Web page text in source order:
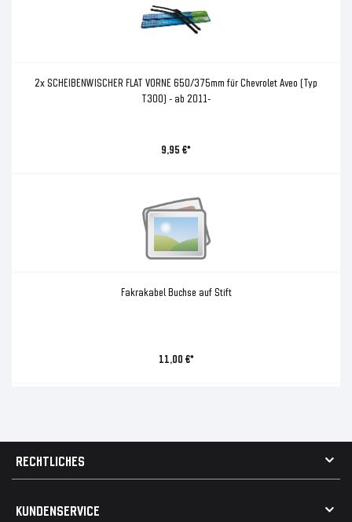
2x SCHEIBENWISCHER FLAT VORNE 650/375mm für Chevrolet Aveo (Typ
T300) - ab 2011-
9,95 €*
Fakrakabel Buchse auf Stift
11,00 €*
RECHTLICHES
KUNDENSERVICE